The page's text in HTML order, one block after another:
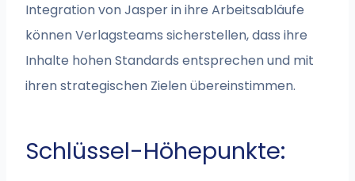
Integration von Jasper in ihre Arbeitsabläufe
können Verlagsteams sicherstellen, dass ihre
Inhalte hohen Standards entsprechen und mit
ihren strategischen Zielen übereinstimmen.
Schlüssel-Höhepunkte: